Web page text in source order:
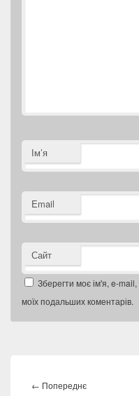
Ім’я
Email
Сайт
Зберегти моє ім'я, e-
моїх подальших коментарів.
записів
← ПопереднєПопередній